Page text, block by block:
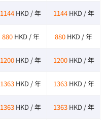
1144 HKD / 年 1144 HKD / 年
880 HKD / 年 880 HKD / 年
1200 HKD / 年 1200 HKD / 年
1363 HKD / 年 1363 HKD / 年
1363 HKD / 年 1363 HKD / 年